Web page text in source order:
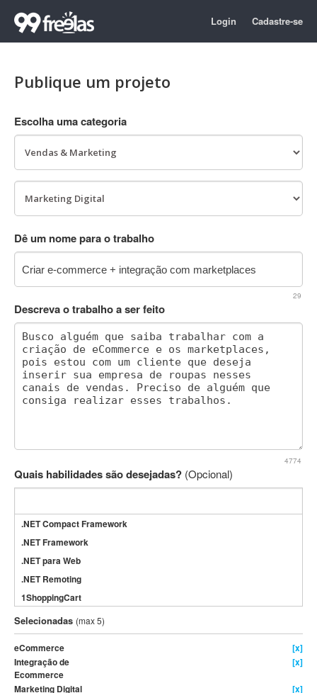
Login Cadastre-se
Publique um projeto
Escolha uma categoria
Dê um nome para o trabalho
29
Descreva o trabalho a ser feito
4774
Quais habilidades são desejadas? (Opcional)
.NET Compact Framework
.NET Framework
.NET para Web
.NET Remoting
1ShoppingCart
3DS Max
3GSM
4D Dimension
802.11
A&P
Selecionadas (max 5)
eCommerce
[x]
Integração de
Ecommerce
[x]
Marketing Digital
[x]